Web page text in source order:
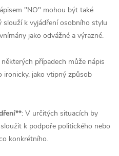
"NO" mohou být také
k vyjádření osobního stylu
jako odvážné a výrazné.
některých případech může nápis
jako vtipný způsob
: V určitých situacích by
k podpoře politického nebo
konkrétního.